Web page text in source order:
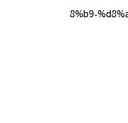
8%b9-